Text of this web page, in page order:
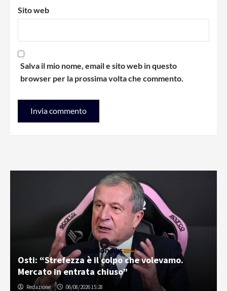
Sito web
Salva il mio nome, email e sito web in questo
browser per la prossima volta che commento.
Osti: “Strefezza è il colpo che volevamo.
Mercato in entrata chiuso”
Redazione 06/08/2026 15:28